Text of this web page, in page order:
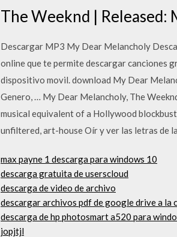
The Weeknd | Released:
Descargar MP3 My Dear Melancholy
online que te permite descargar canciones
dispositivo movil. download My Dear
Genero, … My Dear Melancholy, The
musical equivalent of a Hollywood
unfiltered, art-house Oír y ver las letras de
max payne 1 descarga para windows 10
descarga gratuita de userscloud
descarga de video de archivo
descargar archivos pdf de google drive a la
descarga de hp photosmart a520 para
jopjtjl